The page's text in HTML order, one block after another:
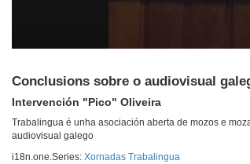
Conclusions sobre o audiovisual
Intervención "Pico" Oliveira
Trabalingua é unha asociación aberta de mozos e
audiovisual galego
i18n.one.Series: Xornadas Trabalingua